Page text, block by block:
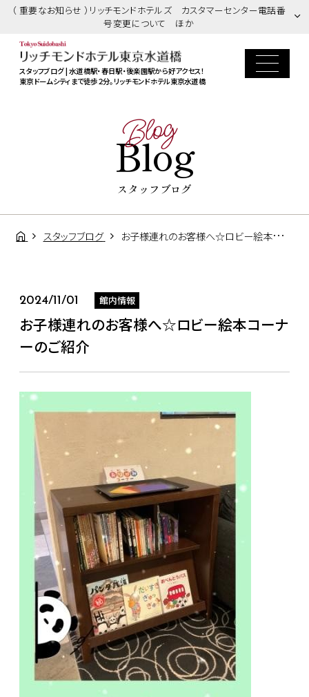
（ 重要なお知らせ ）リッチモンドホテルズ カスタマーセンター電話番
号変更について ほか
スタッフブログ | 水道橋駅・春日駅・後楽園駅から好アクセス！
東京ドームシティまで徒歩２分。リッチモンドホテル東京水道橋
Blog
Blog
スタッフブログ
スタッフブログ お子様連れのお客様へ☆ロビー絵本コーナーのご紹介
2024/11/01 館内情報
お子様連れのお客様へ☆ロビー絵本コーナ
ーのご紹介